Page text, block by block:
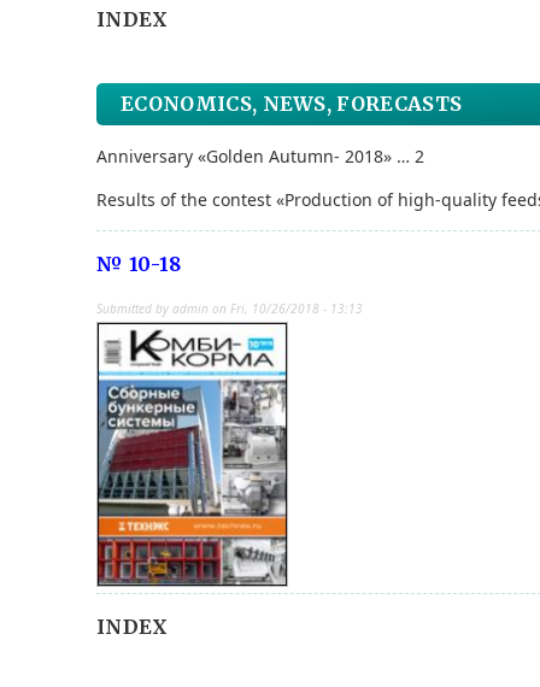
INDEX
ECONOMICS, NEWS, FORECASTS
Anniversary «Golden Autumn- 2018» … 2
Results of the contest «Production of high-quality
№ 10-18
Submitted by admin on Fri, 10/26/2018 - 13:13
INDEX